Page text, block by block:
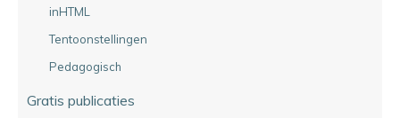
inHTML
Tentoonstellingen
Pedagogisch
Gratis publicaties